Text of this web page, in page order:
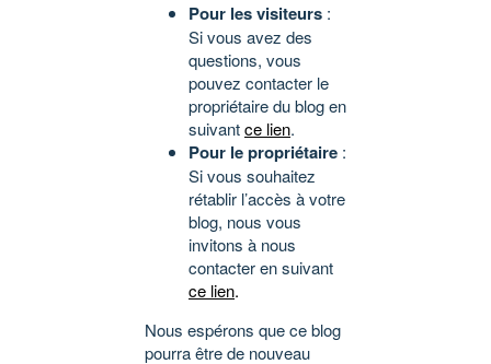
Pour les visiteurs :
Si vous avez des
questions, vous
pouvez contacter le
propriétaire du blog en
suivantce lien.
Pour le propriétaire :
Si vous souhaitez
rétablir l’accès à votre
blog, nous vous
invitons à nous
contacter en suivant
ce lien.
Nous espérons que ce blog
pourra être de nouveau